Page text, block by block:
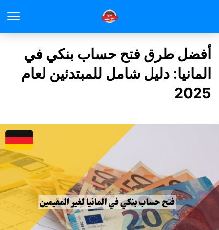
أفضل طرق فتح حساب بنكي في
المانيا: دليل شامل للمبتدئين لعام
2025